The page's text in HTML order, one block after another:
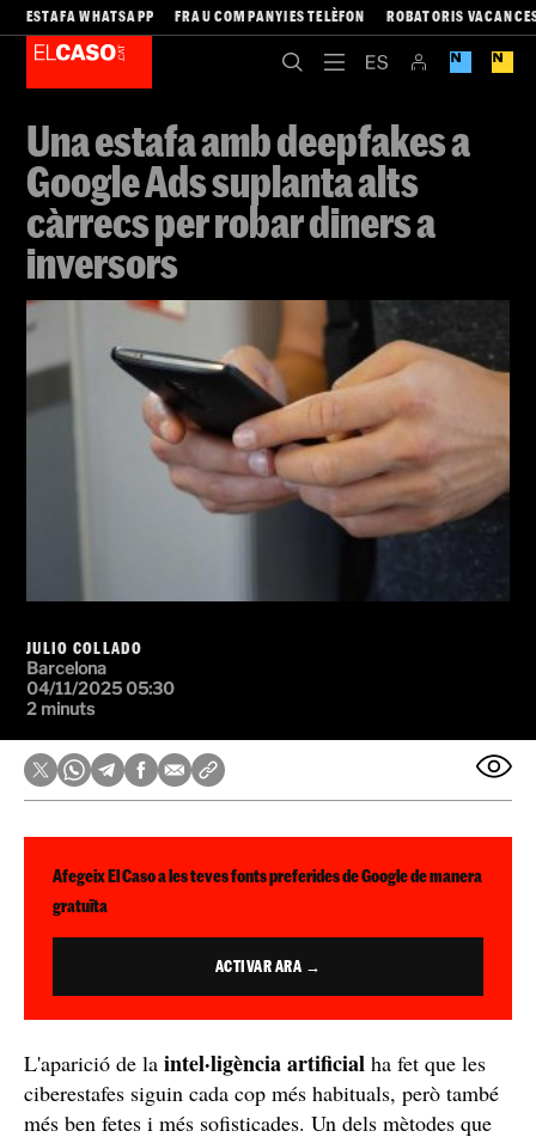
ESTAFA WHATSAPP FRAU COMPANYIES TELÈFON ROBATORIS
Una estafa amb deepfakes a
Google Ads suplanta alts
càrrecs per robar diners a
inversors
JULIO COLLADO
Barcelona
04/11/2025 05:30
2 minuts
Afegeix El Caso a les teves fonts preferides de Google de manera
gratuïta
ACTIVAR ARA →
L'aparició de la intel·ligència artificial ha fet que les
ciberestafes siguin cada cop més habituals, però també
més ben fetes i més sofisticades. Un dels mètodes que